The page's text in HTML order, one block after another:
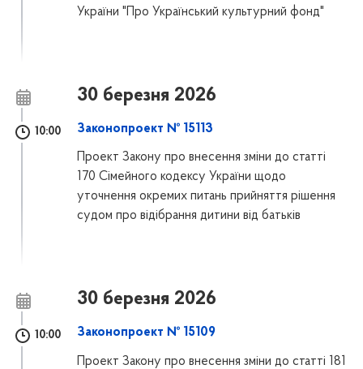
України "Про Український культурний фонд"
30 березня 2026
10:00 Законопроект № 15113
Проект Закону про внесення зміни до статті
170 Сімейного кодексу України щодо
уточнення окремих питань прийняття рішення
судом про відібрання дитини від батьків
30 березня 2026
10:00 Законопроект № 15109
Проект Закону про внесення зміни до статті 181